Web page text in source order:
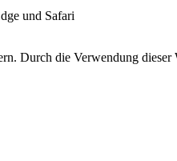
und Safari
Durch die Verwendung